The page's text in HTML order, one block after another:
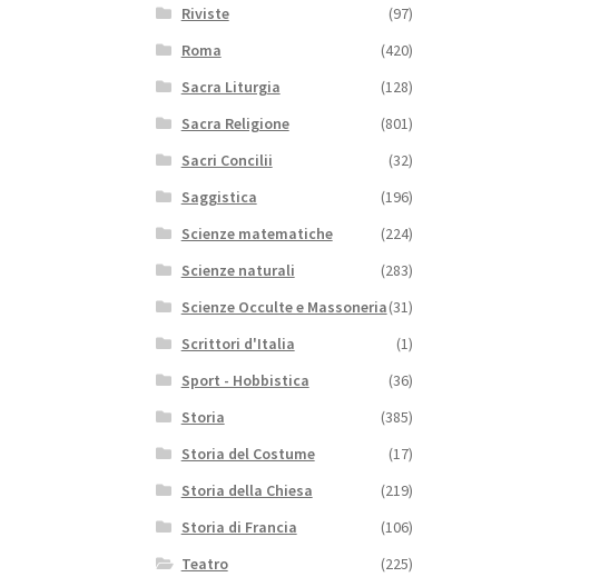
Riviste
(97)
Roma
(420)
Sacra Liturgia
(128)
Sacra Religione
(801)
Sacri Concilii
(32)
Saggistica
(196)
Scienze matematiche
(224)
Scienze naturali
(283)
Scienze Occulte e Massoneria(31)
Scrittori d'Italia
(1)
Sport - Hobbistica
(36)
Storia
(385)
Storia del Costume
(17)
Storia della Chiesa
(219)
Storia di Francia
(106)
Teatro
(225)